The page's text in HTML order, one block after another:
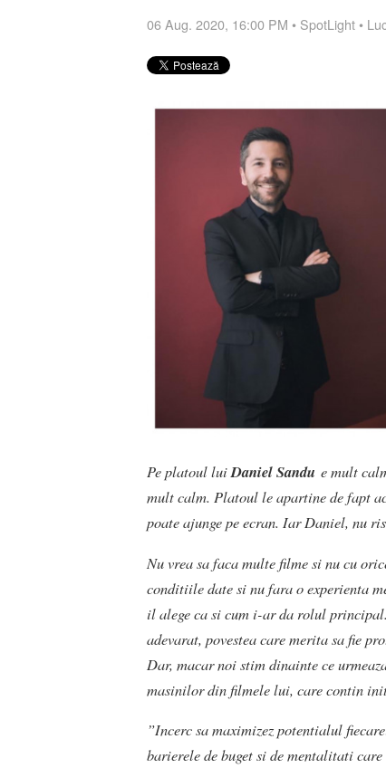
06 Aug. 2020, 16:00 PM • SpotLight •
Pe platoul luiDaniel Sandu e mult
mult calm. Platoul le apartine de fapt
poate ajunge pe ecran. Iar Daniel, nu
Nu vrea sa faca multe filme si nu cu
conditiile date si nu fara o experienta
il alege ca si cum i-ar da rolul
adevarat, povestea care merita sa fie
Dar, macar noi stim dinainte ce
masinilor din filmele lui, care contin
”Incerc sa maximizez potentialul
barierele de buget si de mentalitati